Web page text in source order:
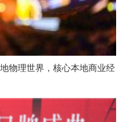
物理世界，核心本地商业经